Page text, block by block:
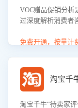
VOC赠品促销分析
过深度解析消费者
销诉求，帮助企业
免费开通，按量计
淘宝千
淘宝千牛“待卖家